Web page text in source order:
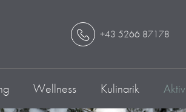
+43 5266 87178
Wellness Kulinarik Aktiv